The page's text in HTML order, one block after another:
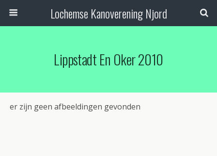
Lochemse Kanoverening Njord
Lippstadt En Oker 2010
er zijn geen afbeeldingen gevonden